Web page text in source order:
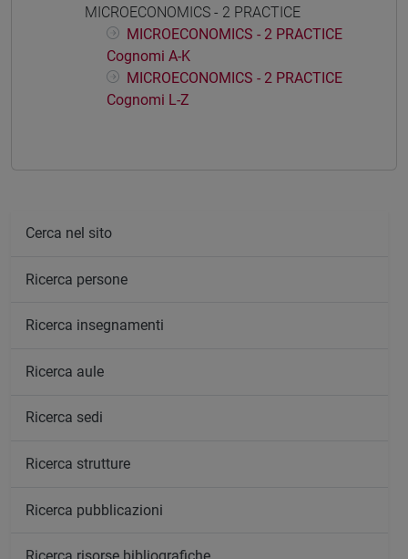
MICROECONOMICS - 2 PRACTICE
MICROECONOMICS - 2 PRACTICE
Cognomi A-K
MICROECONOMICS - 2 PRACTICE
Cognomi L-Z
Cerca nel sito
Ricerca persone
Ricerca insegnamenti
Ricerca aule
Ricerca sedi
Ricerca strutture
Ricerca pubblicazioni